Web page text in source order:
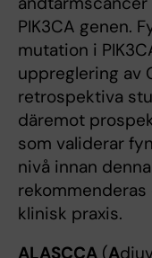
PIK3CA genen.
mutation i
uppreglering av
retrospektiva
däremot
som validerar
nivå innan
klinisk praxis.
ALASCCA (A